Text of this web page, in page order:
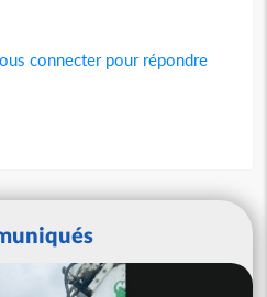
connecter pour répondre